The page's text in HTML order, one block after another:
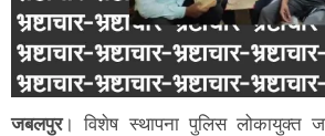
जबलपुर। विशेष स्थापना पुलिस लोकायुक्त